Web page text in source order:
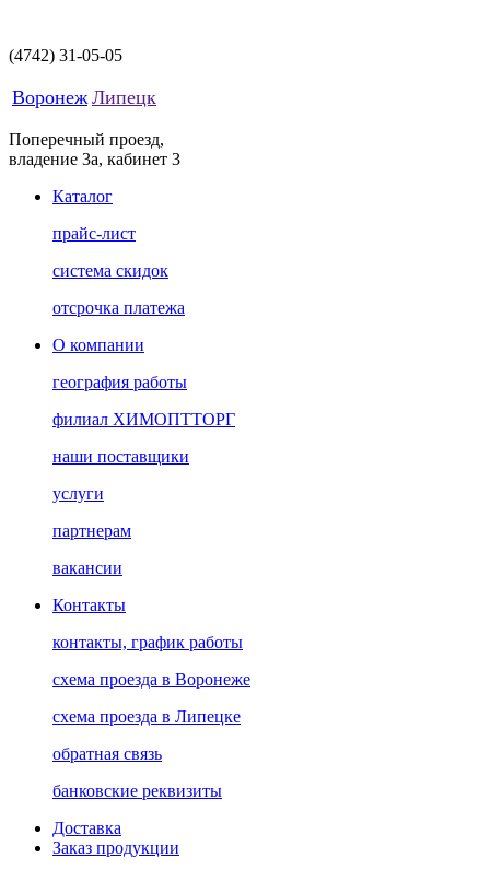
(4742) 31-05-05
Воронеж Липецк
Поперечный проезд,
владение 3а, кабинет 3
Каталог
прайс-лист
система скидок
отсрочка платежа
О компании
география работы
филиал ХИМОПТТОРГ
наши поставщики
услуги
партнерам
вакансии
Контакты
контакты, график работы
схема проезда в Воронеже
схема проезда в Липецке
обратная связь
банковские реквизиты
Доставка
Заказ продукции